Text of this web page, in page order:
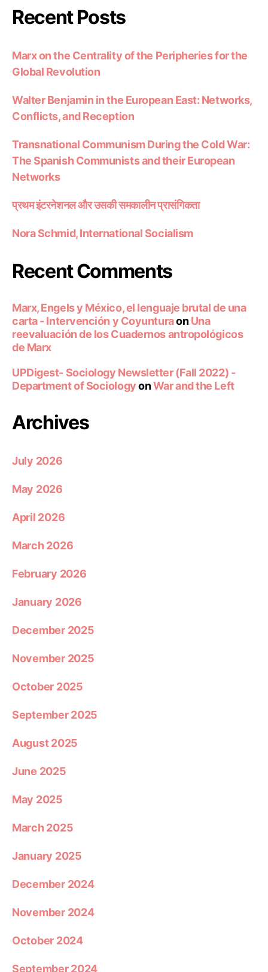
Recent Posts
Marx on the Centrality of the Peripheries for the
Global Revolution
Walter Benjamin in the European East: Networks,
Conflicts, and Reception
Transnational Communism During the Cold War:
The Spanish Communists and their European
Networks
प्रथम इंटरनेशनल और उसकी समकालीन प्रासंगिकता
Nora Schmid, International Socialism
Recent Comments
Marx, Engels y México, el lenguaje brutal de una
carta - Intervención y CoyunturaonUna
reevaluación de los Cuadernos antropológicos
de Marx
UPDigest- Sociology Newsletter (Fall 2022) -
Department of SociologyonWar and the Left
Archives
July 2026
May 2026
April 2026
March 2026
February 2026
January 2026
December 2025
November 2025
October 2025
September 2025
August 2025
June 2025
May 2025
March 2025
January 2025
December 2024
November 2024
October 2024
September 2024